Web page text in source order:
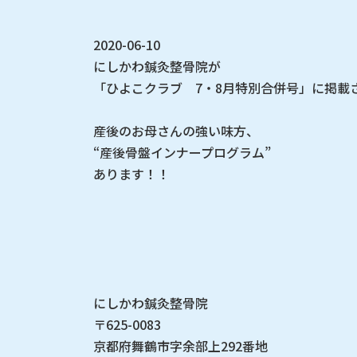
2020-06-10
にしかわ鍼灸整骨院が
「ひよこクラブ 7・8月特別合併号」に掲載
産後のお母さんの強い味方、
“産後骨盤インナープログラム”
あります！！
にしかわ鍼灸整骨院
〒625-0083
京都府舞鶴市字余部上292番地